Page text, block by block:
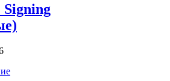
Signing